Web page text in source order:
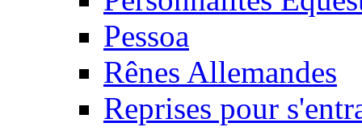
Pessoa
Rênes Allemandes
Reprises pour